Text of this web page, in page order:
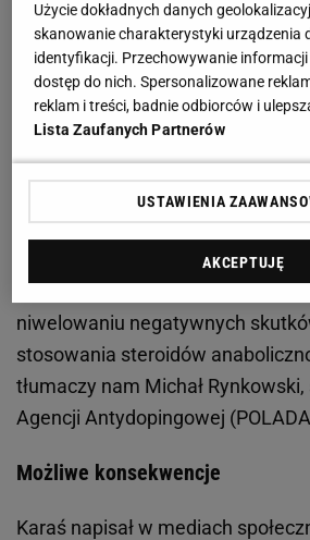
- Wykryto dwie substancje
należący do grupy steroidów
androgenych oraz klomifen
modulatorów hormonów i
substancja to pochodna
siłę i zwiększenie masy
stosowana w celu
leczenia mikrourazów. Druga
stosowana jest w terapiach
niwelowaniu negatywnych
stosowania steroidów
tłumaczy nam Michał
Agencji Antydopingowej
Możliwe konsekwencje
Karaś napisał w mediach
Użycie dokładnych danych
skanowanie charakterystyki urządzenia
identyfikacji. Przechowywanie
dostęp do nich. Spersonalizowane
reklam i treści, badnie odbiorców i
Lista Zaufanych Partnerów
USTAWIENIA
AKCEPTUJĘ